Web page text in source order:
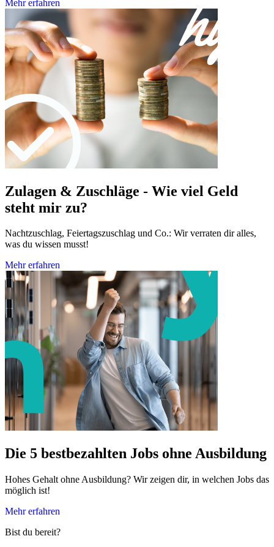
Mehr erfahren
Zulagen & Zuschläge - Wie viel Geld
steht mir zu?
Nachtzuschlag, Feiertagszuschlag und Co.: Wir verraten dir alles,
was du wissen musst!
Mehr erfahren
Die 5 bestbezahlten Jobs ohne Ausbildung
Hohes Gehalt ohne Ausbildung? Wir zeigen dir, in welchen Jobs das
möglich ist!
Mehr erfahren
Bist du bereit?